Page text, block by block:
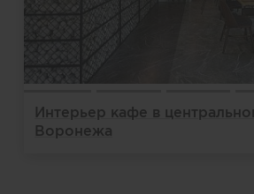
Интерьер кафе в
Воронежа